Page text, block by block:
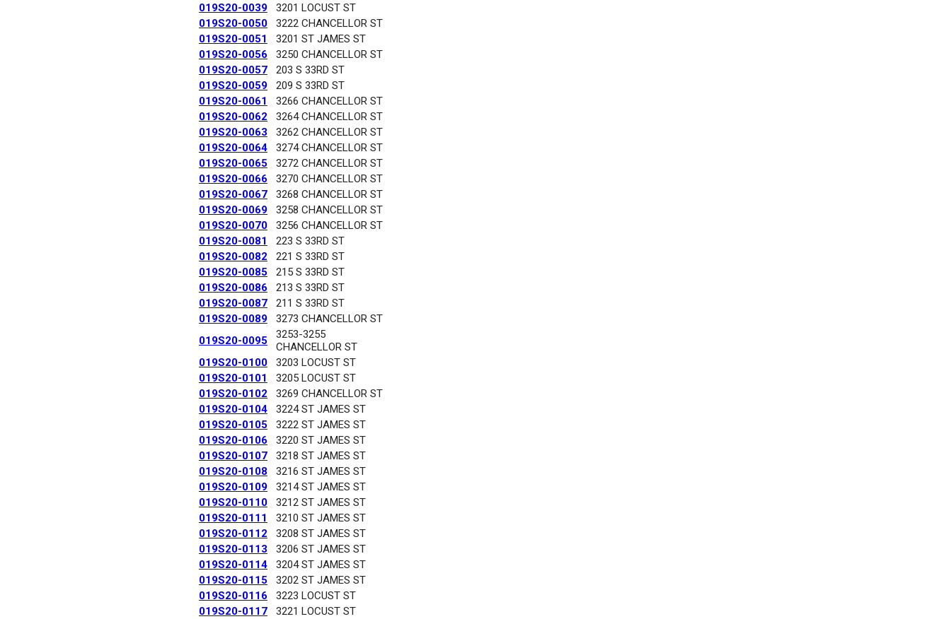
019S20-0039
3201 LOCUST ST
019S20-0050
3222 CHANCELLOR ST
019S20-0051
3201 ST JAMES ST
019S20-0056
3250 CHANCELLOR ST
019S20-0057
203 S 33RD ST
019S20-0059
209 S 33RD ST
019S20-0061
3266 CHANCELLOR ST
019S20-0062
3264 CHANCELLOR ST
019S20-0063
3262 CHANCELLOR ST
019S20-0064
3274 CHANCELLOR ST
019S20-0065
3272 CHANCELLOR ST
019S20-0066
3270 CHANCELLOR ST
019S20-0067
3268 CHANCELLOR ST
019S20-0069
3258 CHANCELLOR ST
019S20-0070
3256 CHANCELLOR ST
019S20-0081
223 S 33RD ST
019S20-0082
221 S 33RD ST
019S20-0085
215 S 33RD ST
019S20-0086
213 S 33RD ST
019S20-0087
211 S 33RD ST
019S20-0089
3273 CHANCELLOR ST
019S20-0095
3253-3255
CHANCELLOR ST
019S20-0100
3203 LOCUST ST
019S20-0101
3205 LOCUST ST
019S20-0102
3269 CHANCELLOR ST
019S20-0104
3224 ST JAMES ST
019S20-0105
3222 ST JAMES ST
019S20-0106
3220 ST JAMES ST
019S20-0107
3218 ST JAMES ST
019S20-0108
3216 ST JAMES ST
019S20-0109
3214 ST JAMES ST
019S20-0110
3212 ST JAMES ST
019S20-0111
3210 ST JAMES ST
019S20-0112
3208 ST JAMES ST
019S20-0113
3206 ST JAMES ST
019S20-0114
3204 ST JAMES ST
019S20-0115
3202 ST JAMES ST
019S20-0116
3223 LOCUST ST
019S20-0117
3221 LOCUST ST